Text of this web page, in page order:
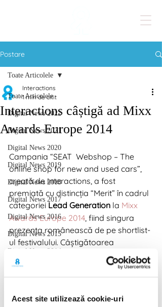
Acest site utilizează cookie-uri
Postare
Toate Articolele
Digital News 2022
Digital News 2021
Digital News 2020
Digital News 2019
Digital News 2018
Digital News 2017
Digital News 2016
Digital News 2015
Digital News 2014
Digital News 2013
Digital News 2011
Toate Articolele
Interactions câștigă ad Mixx
Awards Europe 2014
Interactions
1 min de citit
Campania “SEAT  Webshop – The
online shop for new and used cars”,
creată de Interactions, a fost
premiată cu distincția “Merit” în cadrul
categoriei Lead Generation la Mixx
Awards Europe 2014, fiind singura
prezența românească de pe shortlist-
ul festivalului. Câștigătoarea
categoriei a fost campania “Try My
Hybrid”, realizată de Saatchi &